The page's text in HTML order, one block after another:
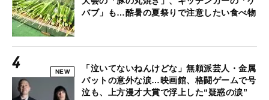
バブ」も…酷暑の夏祭りで注意したい食べ物
NEW
「泣いてないねんけどな」無頼派芸人・金属
バットの意外な涙…映画館、格闘ゲームで号
泣も、上方漫才大賞で浮上した“疑惑の涙”